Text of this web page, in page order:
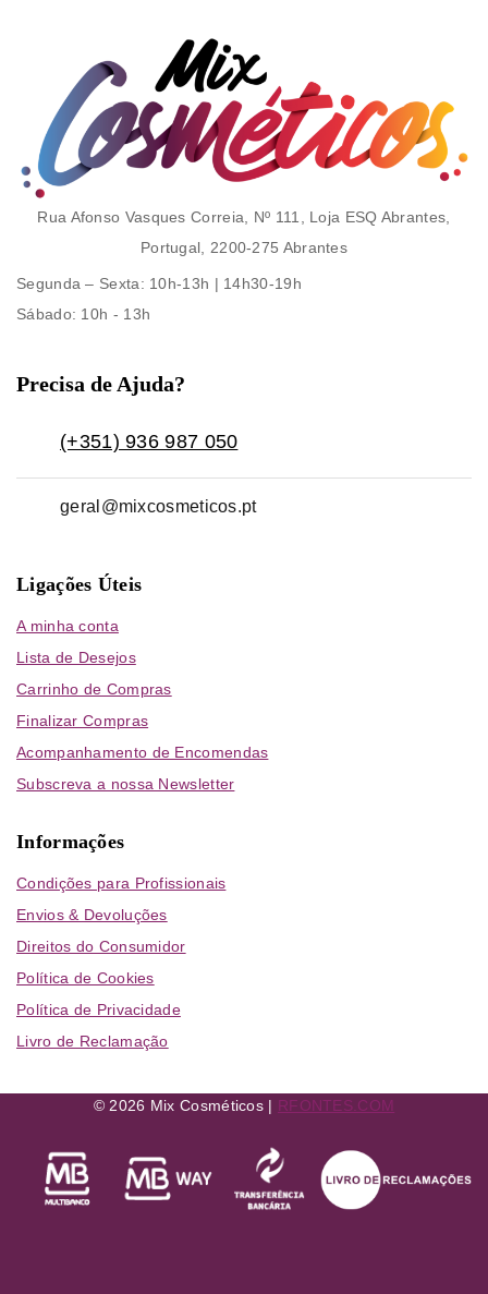
Rua Afonso Vasques Correia, Nº 111, Loja ESQ Abrantes,
Portugal, 2200-275 Abrantes
Segunda – Sexta: 10h-13h | 14h30-19h
Sábado: 10h - 13h
Precisa de Ajuda?
(+351) 936 987 050
geral@mixcosmeticos.pt
Ligações Úteis
A minha conta
Lista de Desejos
Carrinho de Compras
Finalizar Compras
Acompanhamento de Encomendas
Subscreva a nossa Newsletter
Informações
Condições para Profissionais
Envios & Devoluções
Direitos do Consumidor
Política de Cookies
Política de Privacidade
Livro de Reclamação
© 2026 Mix Cosméticos | RFONTES.COM